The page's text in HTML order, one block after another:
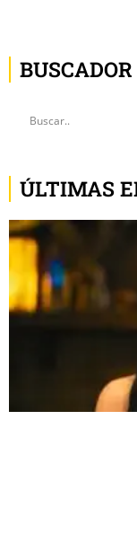
BUSCADOR
ÚLTIMAS